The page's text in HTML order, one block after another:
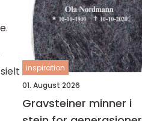
inspiration
01. August 2026
Gravsteiner minner i